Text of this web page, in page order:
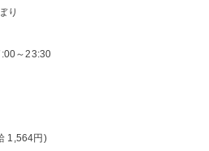
り
～23:30
1,564円)